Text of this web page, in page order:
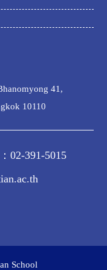
41,
10110
02-391-5015
School